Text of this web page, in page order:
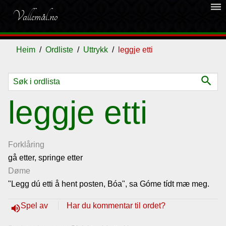
Vallemål.no
dehaze
Heim Ordliste Uttrykk leggje etti
search
leggje etti
Forklåring
gå etter, springe etter
Døme
"Legg dú etti å hent posten, Bóa", sa Góme tídt mæ meg.
volume_upSpel av Har du kommentar til ordet?
Ordliste
Om
vallemålet
Gjestebok
Nyhende